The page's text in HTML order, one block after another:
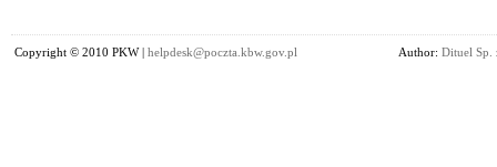
Copyright © 2010 PKW | helpdesk@poczta.kbw.gov.pl Author: Dituel Sp.